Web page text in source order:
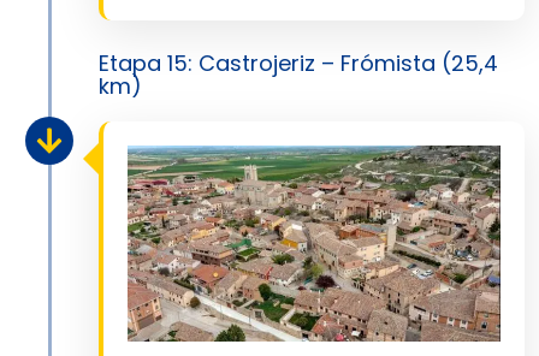
Etapa 15: Castrojeriz – Frómista (25,4
km)